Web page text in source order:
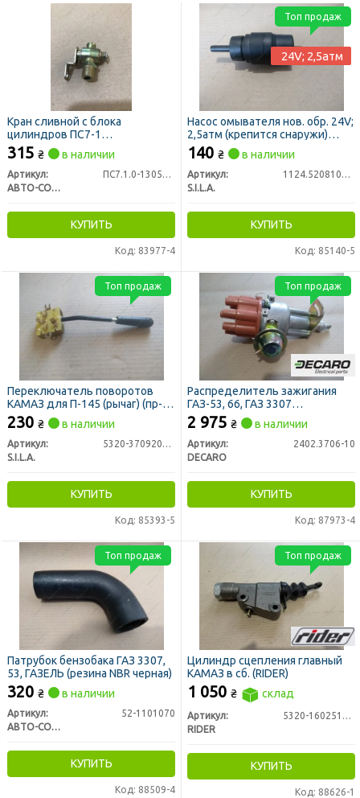
Кран сливной с блока
цилиндров ПС7-1
(511.1305040)
315 ₴ в наличии
Артикул:
ПС7.1.0-1305010
АВТО-СОЮЗ 88
КУПИТЬ
Код: 83977-4
Насос омывателя нов. обр. 24V;
2,5атм (крепится снаружи)
КАМАЗ черный (S.I.L.A. AC,
Ставрово)
140 ₴ в наличии
Артикул:
1124.5208100-04
S.I.L.A.
КУПИТЬ
Код: 85140-5
Топ продаж
24V; 2,5атм
Переключатель поворотов
КАМАЗ для П-145 (рычаг) (пр-во
S.I.L.A. AC)
230 ₴ в наличии
Артикул:
5320-3709209-02
S.I.L.A.
КУПИТЬ
Код: 85393-5
Топ продаж
Распределитель зажигания
ГАЗ-53, 66, ГАЗ 3307
бесконтактный (DECARO)
2 975 ₴ в наличии
Артикул:
2402.3706-10
DECARO
КУПИТЬ
Код: 87973-4
Топ продаж
Патрубок бензобака ГАЗ 3307,
53, ГАЗЕЛЬ (резина NBR черная)
320 ₴ в наличии
Артикул:
52-1101070
АВТО-СОЮЗ 88
КУПИТЬ
Код: 88509-4
Топ продаж
Цилиндр сцепления главный
КАМАЗ в сб. (RIDER)
1 050 ₴ склад
Артикул:
5320-1602510-20
RIDER
КУПИТЬ
Код: 88626-1
Топ продаж